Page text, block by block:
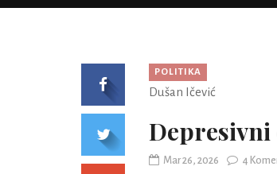
POLITIKA
Dušan Ičević
Mar 26, 2026 4